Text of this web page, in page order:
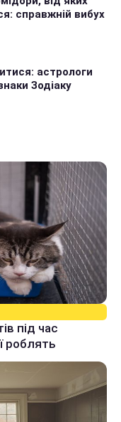
справжній вибух
астрологи
Зодіаку
під час
роблять